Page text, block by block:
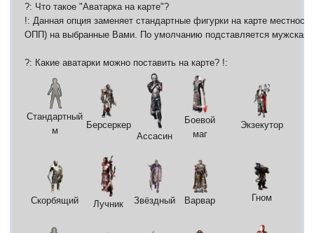
?: Что такое "Аватарка на карте"?
!: Данная опция заменяет стандартные фигурки на карте
ОПП) на выбранные Вами. По умолчанию подставляется мужская
?: Какие аватарки можно поставить на карте? !:
Стандартный
м
Берсеркер
Ассасин
Боевой
маг
Экзекутор
Скорбящий Лучник Звёздный Варвар Гном